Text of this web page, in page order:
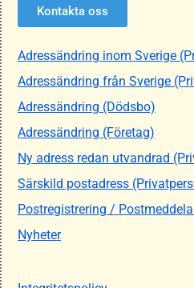
Kontakta oss
Adressändring inom Sverige
Adressändring från Sverige
Adressändring (Dödsbo)
Adressändring (Företag)
Ny adress redan utvandrad
Särskild postadress
Postregistrering /
Nyheter